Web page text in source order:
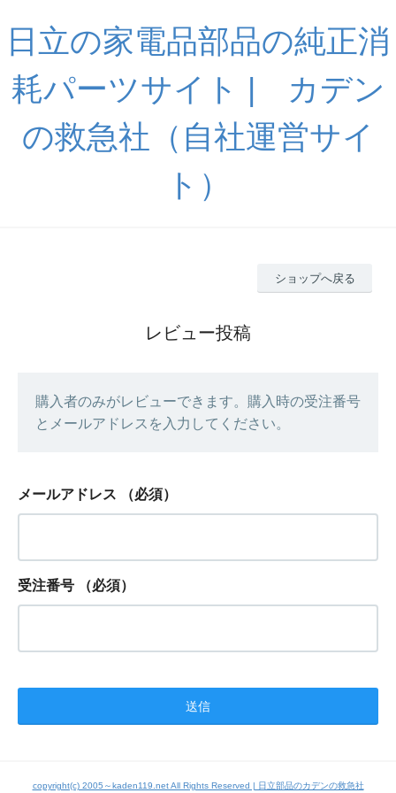
日立の家電品部品の純正消
耗パーツサイト | カデン
の救急社（自社運営サイ
ト）
ショップへ戻る
レビュー投稿
購入者のみがレビューできます。購入時の受注番号
とメールアドレスを入力してください。
メールアドレス （必須）
受注番号 （必須）
copyright(c) 2005～kaden119.net All Rights Reserved | 日立部品のカデンの救急社